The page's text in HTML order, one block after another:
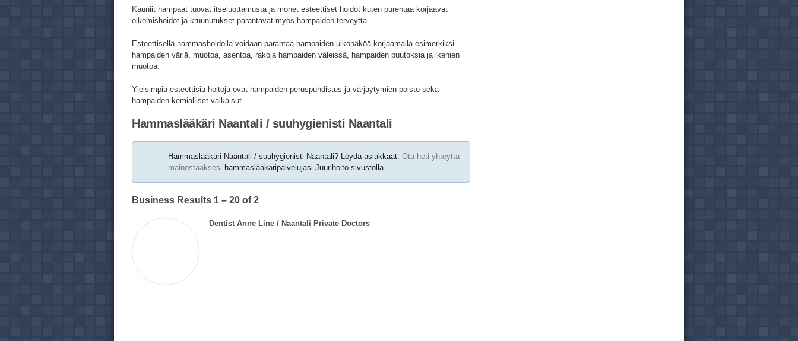
Kauniit hampaat tuovat itseluottamusta ja monet esteettiset hoidot kuten purentaa korjaavat
oikomishoidot ja kruunutukset parantavat myös hampaiden terveyttä.
Esteettisellä hammashoidolla voidaan parantaa hampaiden ulkonäköä korjaamalla esimerkiksi
hampaiden väriä, muotoa, asentoa, rakoja hampaiden väleissä, hampaiden puutoksia ja ikenien
muotoa.
Yleisimpiä esteettisiä hoitoja ovat hampaiden peruspuhdistus ja värjäytymien poisto sekä
hampaiden kemialliset valkaisut.
Hammaslääkäri Naantali / suuhygienisti Naantali
Hammaslääkäri Naantali / suuhygienisti Naantali? Löydä asiakkaat. Ota heti yhteyttä
mainostaaksesi hammaslääkäripalvelujasi Juurihoito-sivustolla.
Business Results 1 – 20 of 2
Dentist Anne Line / Naantali Private Doctors